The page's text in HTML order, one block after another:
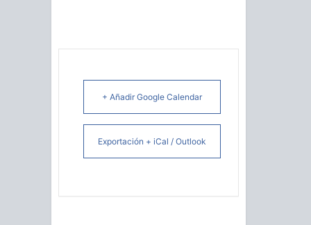
+ Añadir Google Calendar
Exportación + iCal / Outlook